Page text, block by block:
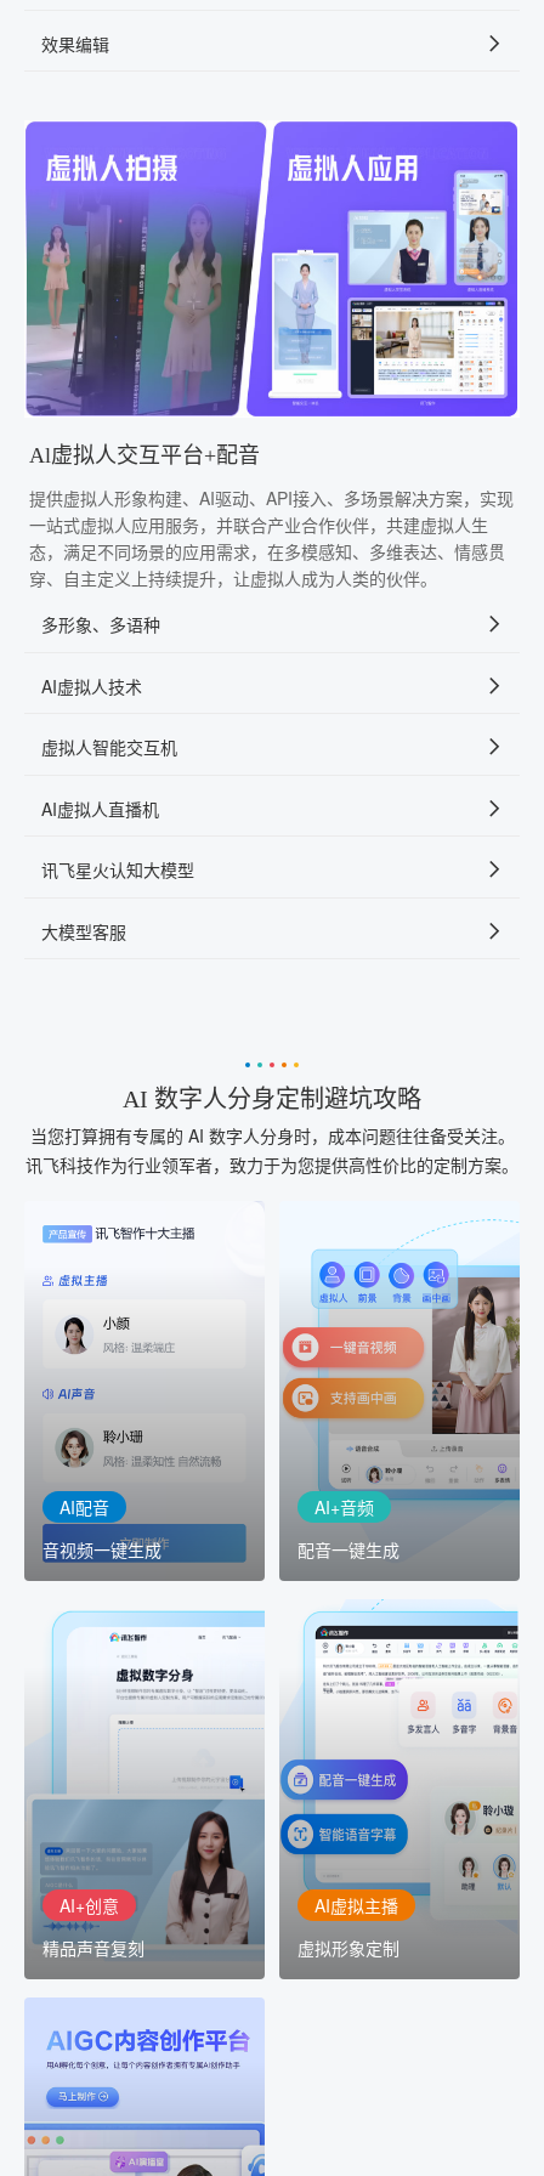
效果编辑
Al虚拟人交互平台+配音
提供虚拟人形象构建、AI驱动、API接入、多场景解决方案，实现
一站式虚拟人应用服务，并联合产业合作伙伴，共建虚拟人生
态，满足不同场景的应用需求，在多模感知、多维表达、情感贯
穿、自主定义上持续提升，让虚拟人成为人类的伙伴。
多形象、多语种
AI虚拟人技术
虚拟人智能交互机
AI虚拟人直播机
讯飞星火认知大模型
大模型客服
AI 数字人分身定制避坑攻略
当您打算拥有专属的 AI 数字人分身时，成本问题往往备受关注。
讯飞科技作为行业领军者，致力于为您提供高性价比的定制方案。
AI配音
音视频一键生成
AI配音
音视频一键生成
室"中输入文本或录音，一
出
AI+音频
配音一键生成
AI+音频
配音一键生成
AI+音频：基于全球领先的
TTS能力打造的AI音频制作
工具，输入文本、选择发
音人即可一键生成专业音
AI+创意
精品声音复刻
AI+创意
精品声音复刻
AI+创意：AIGC 能力集中
展示窗口，体验 AIGC 给
生活和生产带来的改变
AI虚拟主播
虚拟形象定制
讯飞智作：让每一个内容
创作者高效生产灵活定制
AIGC平台
用AI孵化每个创意